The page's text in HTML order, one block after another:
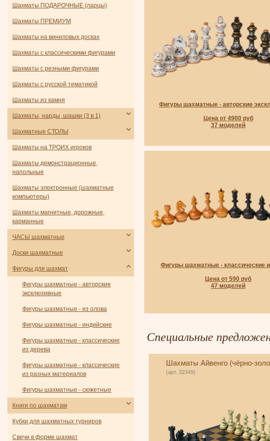
Фигуры шахматные - авторские
Цена от 4900 руб
37 моделей
Фигуры шахматные - классические
Цена от 590 руб
47 моделей
Специальные
Третий год
к курсу шахматы
(Сухин)
37924)
Шахматы Айвенго (чёрно-
(арт. 32349)
Шахматы ПОДАРОЧНЫЕ (ларцы)
Шахматы ПРЕМИУМ
Шахматы на виниловых досках
Шахматы с классическими фигурами
Шахматы с резными фигурами
Шахматы с русской тематикой
Шахматы из камня
Шахматы, нарды, шашки (3 в 1)
Шахматные СТОЛЫ
Шахматы на ТРОИХ игроков
Шахматы демонстрационные,
напольные
Шахматы электронные (шахматные
компьютеры)
Шахматы магнитные, дорожные,
карманные
ЧАСЫ шахматные
Доски шахматные
Фигуры для шахмат
Фигуры шахматные - авторские
эксклюзивные
Фигуры шахматные - из олова
Фигуры шахматные - индийские
Фигуры шахматные - классические
из дерева
Фигуры шахматные - классические
из разных материалов
Фигуры шахматные - сюжетные
Книги по шахматам
Кубки для шахматных турниров
Свечи в форме шахмат